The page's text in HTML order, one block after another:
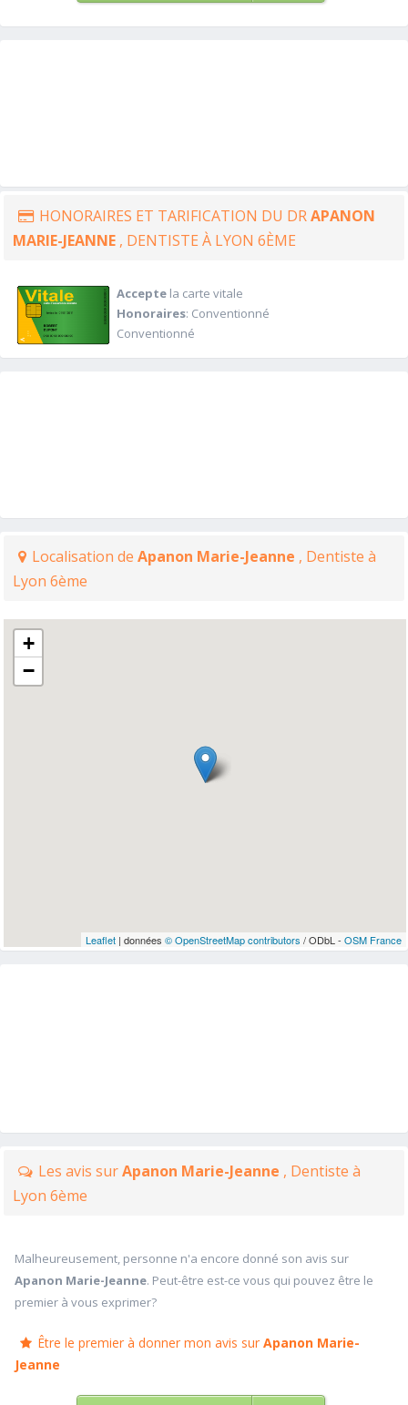
HONORAIRES ET TARIFICATION DU DRAPANON
MARIE-JEANNE , DENTISTE À LYON 6ÈME
Acceptela carte vitale
Honoraires: Conventionné
Conventionné
Localisation de Apanon Marie-Jeanne , Dentiste à
Lyon 6ème
+
−
Leaflet| données © OpenStreetMap contributors / ODbL - OSM France
Les avis surApanon Marie-Jeanne , Dentiste à
Lyon 6ème
Malheureusement, personne n'a encore donné son avis sur
Apanon Marie-Jeanne. Peut-être est-ce vous qui pouvez être le
premier à vous exprimer?
Être le premier à donner mon avis sur Apanon Marie-
Jeanne